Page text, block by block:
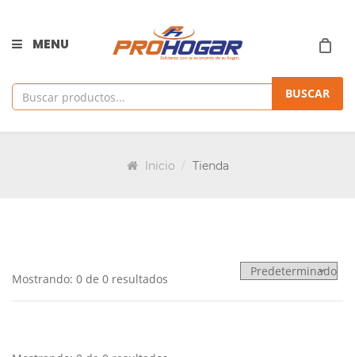
MENU
BUSCAR
Inicio Tienda
Mostrando: 0 de 0 resultados